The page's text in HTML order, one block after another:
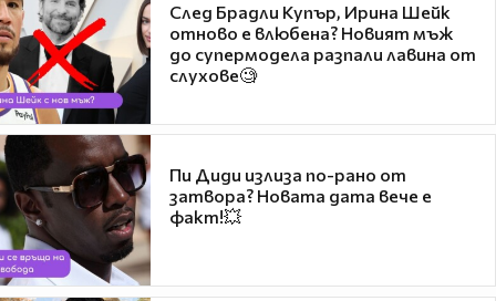
След Брадли Купър, Ирина Шейк
отново е влюбена? Новият мъж
до супермодела разпали лавина от
слухове🧐
Пи Диди излиза по-рано от
затвора? Новата дата вече е
факт!💥